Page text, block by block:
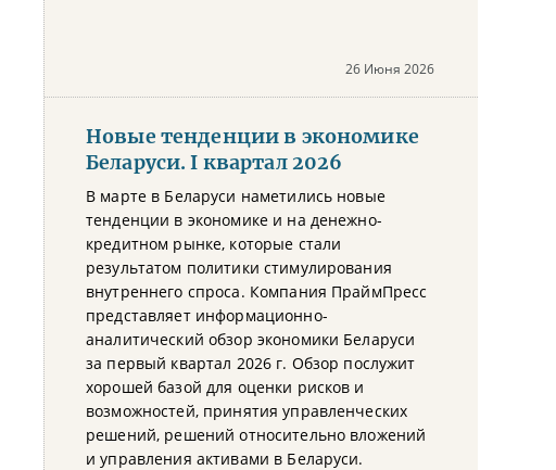
26 Июня 2026
Новые тенденции в экономике
Беларуси. I квартал 2026
В марте в Беларуси наметились новые
тенденции в экономике и на денежно-
кредитном рынке, которые стали
результатом политики стимулирования
внутреннего спроса. Компания ПраймПресс
представляет информационно-
аналитический обзор экономики Беларуси
за первый квартал 2026 г. Обзор послужит
хорошей базой для оценки рисков и
возможностей, принятия управленческих
решений, решений относительно вложений
и управления активами в Беларуси.